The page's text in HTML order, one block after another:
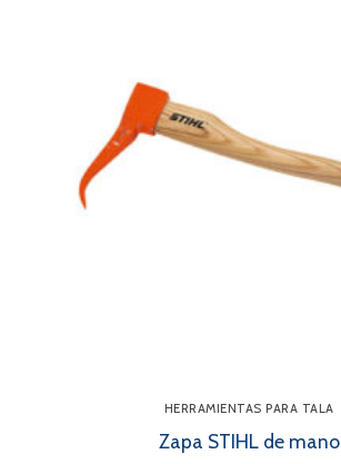
HERRAMIENTAS PARA TALA
Zapa STIHL de mano